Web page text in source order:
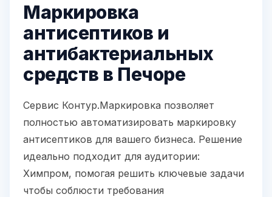
Маркировка
антисептиков и
антибактериальных
средств в Печоре
Сервис Контур.Маркировка позволяет
полностью автоматизировать маркировку
антисептиков для вашего бизнеса. Решение
идеально подходит для аудитории:
Химпром, помогая решить ключевые задачи
чтобы соблюсти требования